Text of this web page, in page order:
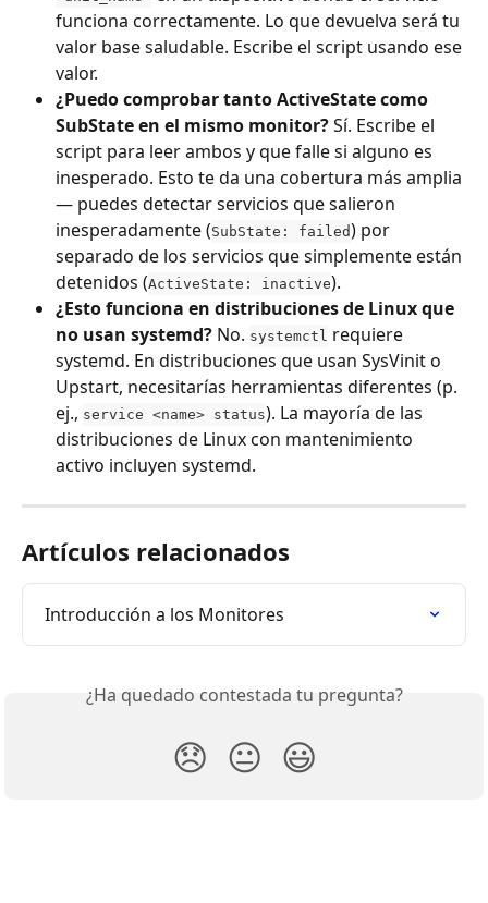
funciona correctamente. Lo que devuelva será tu
valor base saludable. Escribe el script usando ese
valor.
¿Puedo comprobar tanto ActiveState como
SubState en el mismo monitor? Sí. Escribe el
script para leer ambos y que falle si alguno es
inesperado. Esto te da una cobertura más amplia
— puedes detectar servicios que salieron
inesperadamente (SubState: failed) por
separado de los servicios que simplemente están
detenidos (ActiveState: inactive).
¿Esto funciona en distribuciones de Linux que
no usan systemd? No. systemctl requiere
systemd. En distribuciones que usan SysVinit o
Upstart, necesitarías herramientas diferentes (p.
ej., service <name> status). La mayoría de las
distribuciones de Linux con mantenimiento
activo incluyen systemd.
Artículos relacionados
Introducción a los Monitores
¿Ha quedado contestada tu pregunta?
😞 😐 😃